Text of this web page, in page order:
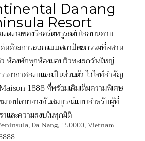
Danang
Resort
งามของรีสอร์ตหรูระดับโลกบนคาบ
ด่นด้วยการออกแบบสถาปัตยกรรมที่ผสาน
ห้องพักทุกห้องมอบวิวทะเลกว้างใหญ่
รยากาศสงบและเป็นส่วนตัว ไฮไลท์สำคัญ
1888 ที่พร้อมเติมเต็มความพิเศษ
มายปลายทางอันสมบูรณ์แบบสำหรับผู้ที่
และความสงบในทุกมิติ
Da Nang, 550000, Vietnam